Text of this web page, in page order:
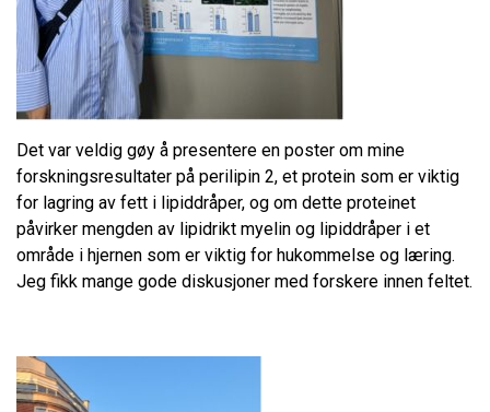
Det var veldig gøy å presentere en poster om mine
forskningsresultater på perilipin 2, et protein som er viktig
for lagring av fett i lipiddråper, og om dette proteinet
påvirker mengden av lipidrikt myelin og lipiddråper i et
område i hjernen som er viktig for hukommelse og læring.
Jeg fikk mange gode diskusjoner med forskere innen feltet.